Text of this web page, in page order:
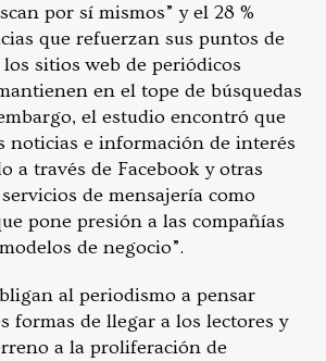
por sí mismos” y el 28 %
que refuerzan sus puntos de
los sitios web de periódicos
en el tope de búsquedas
el estudio encontró que
noticias e información de interés
a través de Facebook y otras
de mensajería como
pone presión a las compañías
de negocio”.
al periodismo a pensar
formas de llegar a los lectores y
a la proliferación de